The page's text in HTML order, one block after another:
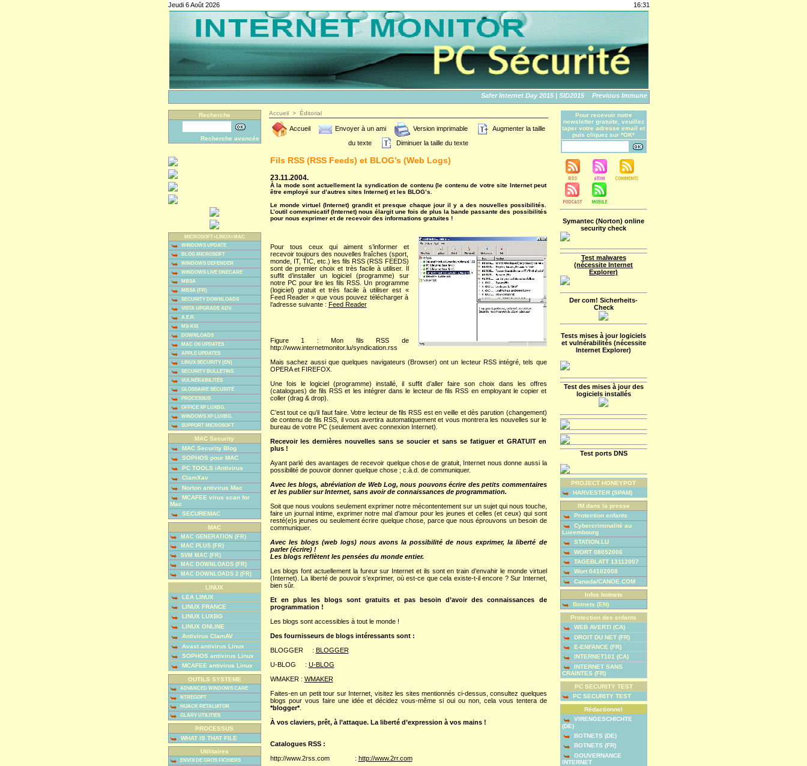
Jeudi 6 Août 2026 16:31
Safer Internet Day 2015 | SID2015 Previous Immune No More: An Apple Story
Recherche
Recherche avancée
MICROSOFT+LINUX+MAC
WINDOWS UPDATE
BLOG MICROSOFT
WINDOWS DEFENDER
WINDOWS LIVE ONECARE
MBSA
MBSA (FR)
SECURITY DOWNLOADS
VISTA UPGRADE ADV.
A.E.R.
MS-KIS
DOWNLOADS
MAC OS UPDATES
APPLE UPDATES
LINUX SECURITY (EN)
SECURITY BULLETINS
VULNÉRABILITÉS
GLOSSAIRE SÉCURITÉ
PROCESSUS
OFFICE XP LUXBG.
WINDOWS XP LUXBG.
SUPPORT MICROSOFT
MAC Security
MAC Security Blog
SOPHOS pour MAC
PC TOOLS iAntivirus
ClamXav
Norton antivirus Mac
MCAFEE virus scan for
Mac
SECUREMAC
MAC
MAC GENERATION (FR)
MAC PLUS (FR)
SVM MAC (FR)
MAC DOWNLOADS (FR)
MAC DOWNLOADS 2 (FR)
LINUX
LEA LINUX
LINUX FRANCE
LINUX LUXBG
LINUX ONLINE
Antivirus ClamAV
Avast antivirus Linux
SOPHOS antivirus Linux
MCAFEE antivirus Linux
OUTILS SYSTEME
ADVANCED WINDOWS CARE
NTREGOPT
HIJACK RETALIATOR
GLARY UTILITIES
PROCESSUS
WHAT IS THAT FILE
Utilitaires
ENVOI DE GROS FICHIERS
Accueil > Éditorial
Accueil Envoyer à un ami Version imprimable
Augmenter la taille
du texte
Diminuer la taille du texte
Fils RSS (RSS Feeds) et BLOG’s (Web Logs)
23.11.2004.
À la mode sont actuellement la syndication de contenu (le contenu de votre site Internet peut
être employé sur d’autres sites Internet) et les BLOG’s.
Le monde virtuel (Internet) grandit et presque chaque jour il y a des nouvelles possibilités.
L’outil communicatif (Internet) nous élargit une fois de plus la bande passante des possibilités
pour nous exprimer et de recevoir des informations gratuites !
Pour tous ceux qui aiment s’informer et
recevoir toujours des nouvelles fraîches (sport,
monde, IT, TIC, etc.) les fils RSS (RSS FEEDS)
sont de premier choix et très facile à utiliser. Il
suffit d’installer un logiciel (programme) sur
notre PC pour lire les fils RSS. Un programme
(logiciel) gratuit et très facile à utiliser est «
Feed Reader » que vous pouvez télécharger à
l’adresse suivante : Feed Reader
Figure 1 : Mon fils RSS de
http://www.internetmonitor.lu/syndication.rss
Mais sachez aussi que quelques navigateurs (Browser) ont un lecteur RSS intégré, tels que
OPERA et FIREFOX.
Une fois le logiciel (programme) installé, il suffit d’aller faire son choix dans les offres
(catalogues) de fils RSS et les intégrer dans le lecteur de fils RSS en employant le copier et
coller (drag & drop).
C’est tout ce qu’il faut faire. Votre lecteur de fils RSS est en veille et dès parution (changement)
de contenu de fils RSS, il vous avertira automatiquement et vous montrera les nouvelles sur le
bureau de votre PC (seulement avec connexion Internet).
Recevoir les dernières nouvelles sans se soucier et sans se fatiguer et GRATUIT en
plus !
Ayant parlé des avantages de recevoir quelque chose de gratuit, Internet nous donne aussi la
possibilité de pouvoir donner quelque chose ; c.à.d. de communiquer.
Avec les blogs, abréviation de Web Log, nous pouvons écrire des petits commentaires
et les publier sur Internet, sans avoir de connaissances de programmation.
Soit que nous voulons seulement exprimer notre mécontentement sur un sujet qui nous touche,
faire un journal intime, exprimer notre mal d’amour pour les jeunes et celles (et ceux) qui sont
resté(e)s jeunes ou seulement écrire quelque chose, parce que nous éprouvons un besoin de
communiquer.
Avec les blogs (web logs) nous avons la possibilité de nous exprimer, la liberté de
parler (écrire) !
Les blogs reflètent les pensées du monde entier.
Les blogs font actuellement la fureur sur Internet et ils sont en train d’envahir le monde virtuel
(Internet). La liberté de pouvoir s’exprimer, où est-ce que cela existe-t-il encore ? Sur Internet,
bien sûr.
Et en plus les blogs sont gratuits et pas besoin d’avoir des connaissances de
programmation !
Les blogs sont accessibles à tout le monde !
Des fournisseurs de blogs intéressants sont :
BLOGGER : BLOGGER
U-BLOG : U-BLOG
WMAKER : WMAKER
Faites-en un petit tour sur Internet, visitez les sites mentionnés ci-dessus, consultez quelques
blogs pour vous faire une idée et décidez vous-même si oui ou non, cela vous tentera de
*blogger*.
À vos claviers, prêt, à l’attaque. La liberté d’expression à vos mains !
Catalogues RSS :
http://www.2rss.com : http://www.2rr.com
Pour recevoir notre
newsletter gratuite, veuillez
taper votre adresse email et
puis cliquez sur *OK*
Symantec (Norton) online
security check
Test malwares
(nécessite Internet
Explorer)
Der com! Sicherheits-
Check
Tests mises à jour logiciels
et vulnérabilités (nécessite
Internet Explorer)
Test des mises à jour des
logiciels installés
Test ports DNS
PROJECT HONEYPOT
HARVESTER (SPAM)
IM dans la presse
Protection enfants
Cybercriminalité au
Luxembourg
STATION.LU
WORT 08052006
TAGEBLATT 13112007
Wort 04102008
Canada/CANOE.COM
Infos botnets
Botnets (EN)
Protection des enfants
WEB AVERTI (CA)
DROIT DU NET (FR)
E-ENFANCE (FR)
INTERNET101 (CA)
INTERNET SANS
CRAINTES (FR)
PC SECURITY TEST
PC SECURITY TEST
Rédactionnel
VIRENGESCHICHTE
(DE)
BOTNETS (DE)
BOTNETS (FR)
GOUVERNANCE
INTERNET